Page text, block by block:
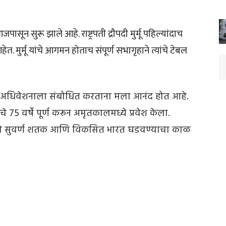
सुरू झाले आहे. राष्ट्रपती द्रौपदी मुर्मू पहिल्यांदाच
मुर्मू यांचे आगमन होताच संपूर्ण सभागृहाने त्यांचे टेबल
संबोधित करताना मला आनंद होत आहे.
75 वर्षे पूर्ण करून अमृतकालमध्ये प्रवेश केला.
सुवर्ण शतक आणि विकसित भारत घडवण्याचा काळ